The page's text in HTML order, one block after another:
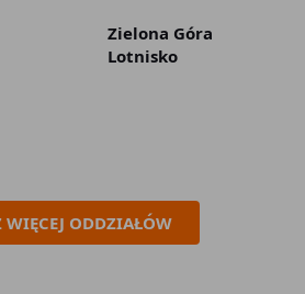
Zielona Góra
Lotnisko
WIĘCEJ ODDZIAŁÓW